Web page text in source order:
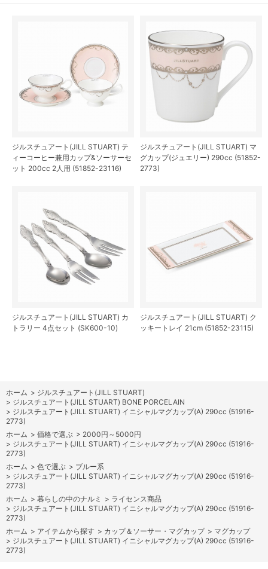
ジルスチュアート(JILL STUART) テ
ィーコーヒー兼用カップ&ソーサーセ
ット 200cc 2人用 (51852-23116)
ジルスチュアート(JILL STUART) マ
グカップ(ジュエリー) 290cc (51852-
2773)
ジルスチュアート(JILL STUART) カ
トラリー 4点セット (SK600-10)
ジルスチュアート(JILL STUART) ク
ッキートレイ 21cm (51852-23115)
ホーム > ジルスチュアート(JILL STUART)
> ジルスチュアート(JILL STUART) BONE PORCELAIN
> ジルスチュアート(JILL STUART) イニシャルマグカップ(A) 290cc (51916-
2773)
ホーム > 価格で選ぶ > 2000円～5000円
> ジルスチュアート(JILL STUART) イニシャルマグカップ(A) 290cc (51916-
2773)
ホーム > 色で選ぶ > ブルー系
> ジルスチュアート(JILL STUART) イニシャルマグカップ(A) 290cc (51916-
2773)
ホーム > 暮らしの中のナルミ > ライセンス商品
> ジルスチュアート(JILL STUART) イニシャルマグカップ(A) 290cc (51916-
2773)
ホーム > アイテムから探す > カップ＆ソーサー・マグカップ > マグカップ
> ジルスチュアート(JILL STUART) イニシャルマグカップ(A) 290cc (51916-
2773)